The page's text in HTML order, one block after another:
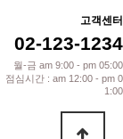
고객센터
02-123-1234
월-금 am 9:00 - pm 05:00
점심시간 : am 12:00 - pm 0
1:00